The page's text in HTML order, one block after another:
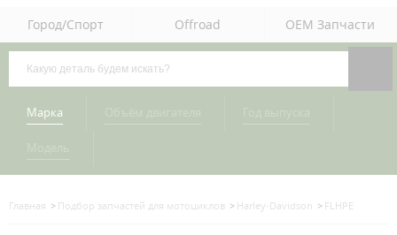
Город/Спорт Offroad OEM Запчасти
Марка
Главная Подбор запчастей для мотоциклов Harley-Davidson FLHPE